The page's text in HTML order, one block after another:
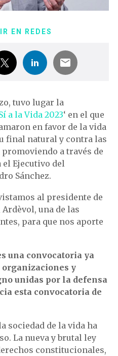
EN REDES
tuvo lugar la
a la Vida 2023‘ en el que
en favor de la vida
final natural y contra las
a través de
Ejecutivo del
Sánchez.
al presidente de
una de las
para que nos aporte
una convocatoria ya
y
unidas por la defensa
esta convocatoria de
sociedad de la vida ha
La nueva y brutal ley
constitucionales,